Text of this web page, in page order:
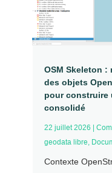
OSM Skeleton :
des objets
pour construire
consolidé
22 juillet 2026
geodata libre,
Contexte